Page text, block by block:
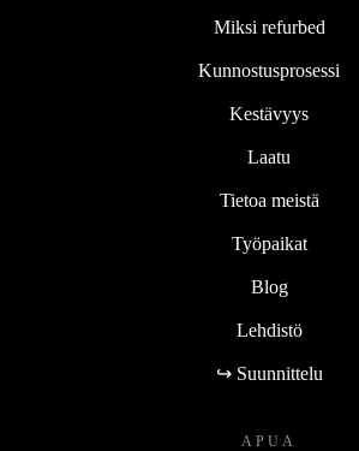
Miksi refurbed
Kunnostusprosessi
Kestävyys
Laatu
Tietoa meistä
Työpaikat
Blog
Lehdistö
↪ Suunnittelu
APUA